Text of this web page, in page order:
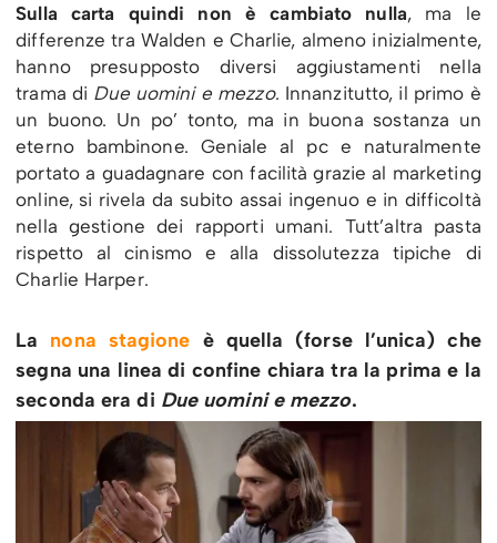
Sulla carta quindi non è cambiato nulla, ma le
differenze tra Walden e Charlie, almeno inizialmente,
hanno presupposto diversi aggiustamenti nella
trama di Due uomini e mezzo. Innanzitutto, il primo è
un buono. Un po’ tonto, ma in buona sostanza un
eterno bambinone. Geniale al pc e naturalmente
portato a guadagnare con facilità grazie al marketing
online, si rivela da subito assai ingenuo e in difficoltà
nella gestione dei rapporti umani. Tutt’altra pasta
rispetto al cinismo e alla dissolutezza tipiche di
Charlie Harper.
La nona stagione è quella (forse l’unica) che
segna una linea di confine chiara tra la prima e la
seconda era di Due uomini e mezzo.